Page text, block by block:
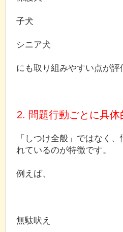
子犬
シニア犬
にも取り組みやすい点が評
2. 問題行動ごとに具体
「しつけ全般」ではなく
れているのが特徴です。
例えば、
無駄吠え